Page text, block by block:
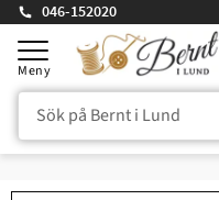
Meny
046-152020